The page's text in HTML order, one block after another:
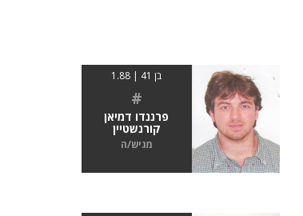
בן 41 | 1.88
#
פרננדו דמיאן
קורנשטיין
מגיש/ה